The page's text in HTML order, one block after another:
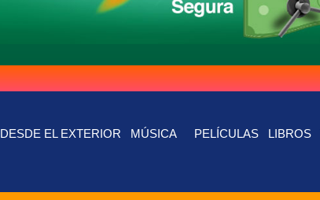
DESDE EL EXTERIOR MÚSICA PELÍCULAS LIBROS